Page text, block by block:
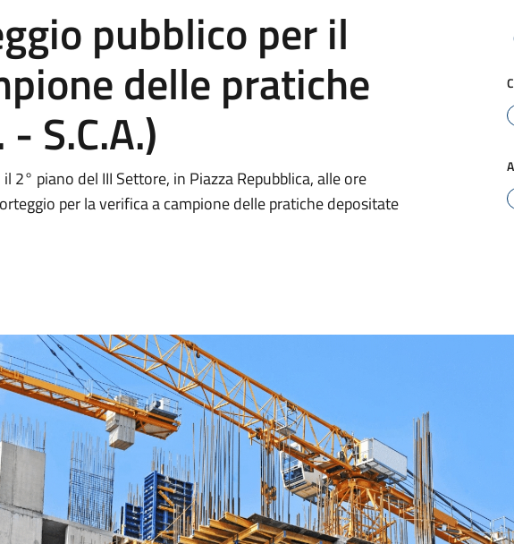
pubblico per il
delle pratiche
S.C.A.)
piano del III Settore, in Piazza Repubblica, alle ore
per la verifica a campione delle pratiche depositate